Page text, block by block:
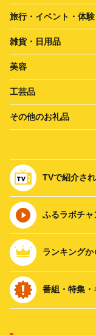
旅行・イベント・体験
雑貨・日用品
美容
工芸品
その他のお礼品
TVで紹介さ
ふるラボチ
ランキングか
番組・特集